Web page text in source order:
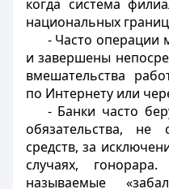
когда система
национальных
- Часто операции
и завершены
вмешательства
по Интернету или
- Банки часто
обязательства, не
средств, за
случаях,
называемые